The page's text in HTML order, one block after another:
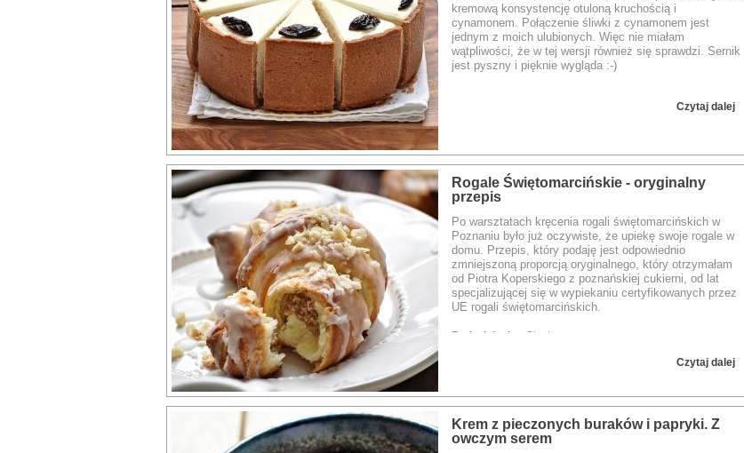
kremową konsystencję otuloną kruchością i
cynamonem. Połączenie śliwki z cynamonem jest
jednym z moich ulubionych. Więc nie miałam
wątpliwości, że w tej wersji również się sprawdzi. Sernik
jest pyszny i pięknie wygląda :-)
Czytaj dalej
Rogale Świętomarcińskie - oryginalny
przepis
Po warsztatach kręcenia rogali świętomarcińskich w
Poznaniu było już oczywiste, że upiekę swoje rogale w
domu. Przepis, który podaję jest odpowiednio
zmniejszoną proporcją oryginalnego, który otrzymałam
od Piotra Koperskiego z poznańskiej cukierni, od lat
specjalizującej się w wypiekaniu certyfikowanych przez
UE rogali świętomarcińskich.
Rodzaj dania: Ciasto
Czytaj dalej
Krem z pieczonych buraków i papryki. Z
owczym serem